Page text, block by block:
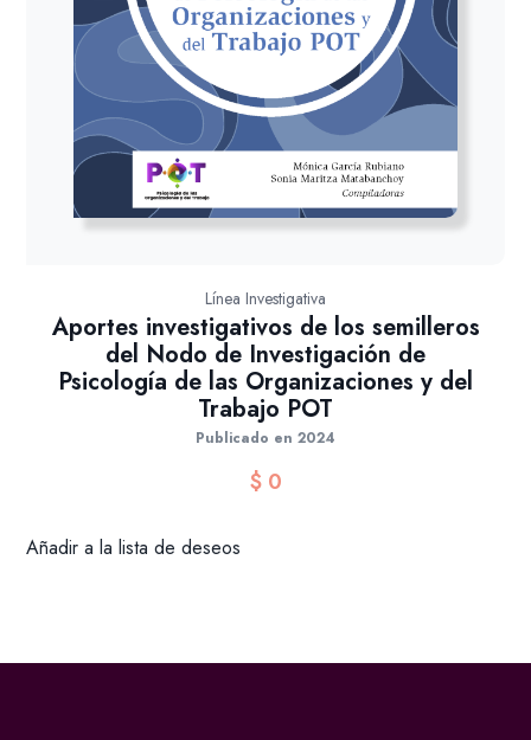
Línea Investigativa
Aportes investigativos de los semilleros
del Nodo de Investigación de
Psicología de las Organizaciones y del
Trabajo POT
Publicado en 2024
$0
Añadir a la lista de deseos